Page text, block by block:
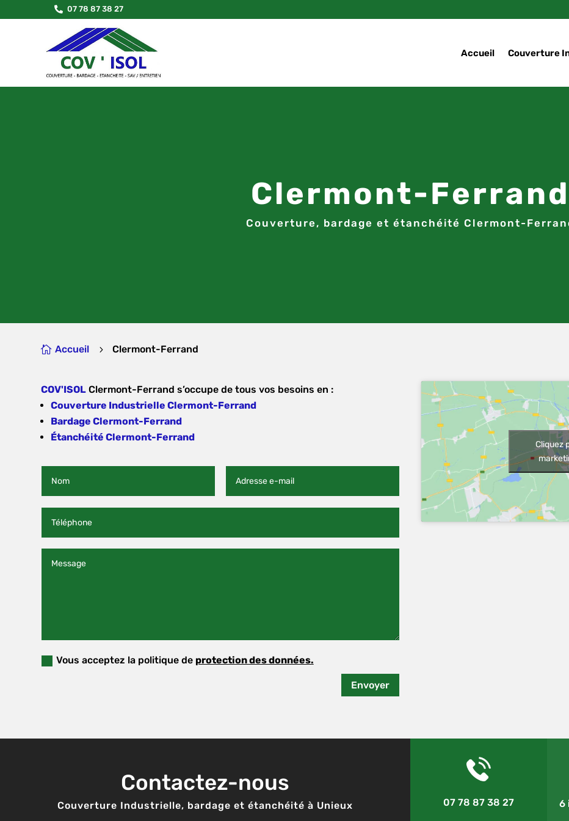
 07 78 87 38 27
Accueil Couverture
Clermont-Ferrand
Couverture, bardage et étanchéité Clermont-
 Accueil 5 Clermont-Ferrand
COV'ISOL Clermont-Ferrand s’occupe de tous vos besoins en :
Couverture Industrielle Clermont-Ferrand
Bardage Clermont-Ferrand
Étanchéité Clermont-Ferrand
Vous acceptez la politique de protection des données.
Envoyer
Cliquez
Contactez-nous
Couverture Industrielle, bardage et étanchéité à Unieux 07 78 87 38 27
6